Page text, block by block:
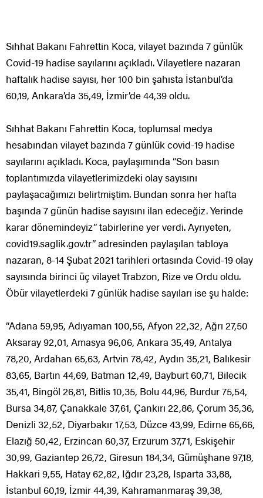
Sıhhat Bakanı Fahrettin Koca, vilayet bazında 7 günlük
Covid-19 hadise sayılarını açıkladı. Vilayetlere nazaran
haftalık hadise sayısı, her 100 bin şahısta İstanbul’da
60,19, Ankara’da 35,49, İzmir’de 44,39 oldu.
Sıhhat Bakanı Fahrettin Koca, toplumsal medya
hesabından vilayet bazında 7 günlük covid-19 hadise
sayılarını açıkladı. Koca, paylaşımında “Son basın
toplantımızda vilayetlerimizdeki olay sayısını
paylaşacağımızı belirtmiştim. Bundan sonra her hafta
başında 7 günün hadise sayısını ilan edeceğiz. Yerinde
karar dönemindeyiz” tabirlerine yer verdi. Ayrıyeten,
covid19.saglik.gov.tr” adresinden paylaşılan tabloya
nazaran, 8-14 Şubat 2021 tarihleri ortasında Covid-19 olay
sayısında birinci üç vilayet Trabzon, Rize ve Ordu oldu.
Öbür vilayetlerdeki 7 günlük hadise sayıları ise şu halde:
“Adana 59,95, Adıyaman 100,55, Afyon 22,32, Ağrı 27,50
Aksaray 92,01, Amasya 96,06, Ankara 35,49, Antalya
78,20, Ardahan 65,63, Artvin 78,42, Aydın 35,21, Balıkesir
83,65, Bartın 44,69, Batman 12,49, Bayburt 60,71, Bilecik
35,41, Bingöl 26,81, Bitlis 10,35, Bolu 44,96, Burdur 75,54,
Bursa 34,87, Çanakkale 37,61, Çankırı 22,86, Çorum 35,36,
Denizli 32,52, Diyarbakır 17,53, Düzce 43,99, Edirne 65,66,
Elazığ 50,42, Erzincan 60,37, Erzurum 37,71, Eskişehir
30,99, Gaziantep 26,72, Giresun 184,34, Gümüşhane 97,18,
Hakkari 9,55, Hatay 62,82, Iğdır 23,28, Isparta 33,88,
İstanbul 60,19, İzmir 44,39, Kahramanmaraş 39,38,